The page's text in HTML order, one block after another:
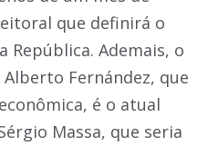
que definirá o
Ademais, o
Fernández, que
é o atual
Massa, que seria